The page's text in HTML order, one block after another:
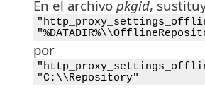
En el archivo pkgid,
por
"C:\\Repository"